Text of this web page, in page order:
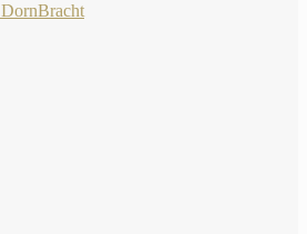
DornBracht